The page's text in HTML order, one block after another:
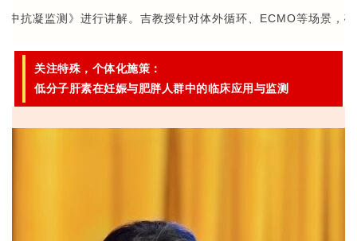
抗凝监测》进行讲解。吉教授针对体外循环、ECMO等场景，
关注特殊，个体化施策：
低分子肝素在妊娠与肥胖人群中的临床应用与监测